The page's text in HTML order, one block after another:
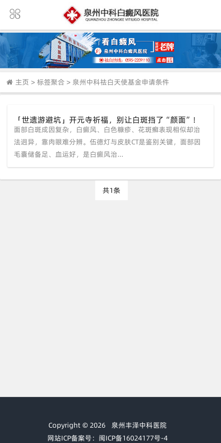
主页 > 标签聚合 > 泉州中科祛白天使基金申请条件
「世遗游避坑」开元寺祈福，别让白斑挡了“颜面”！
泉州中科暑期援助：面部白斑治疗享专项补贴，速约。
面部白斑成因复杂，白癜风、白色糠疹、花斑癣表现相似却治
法迥异，靠肉眼难分辨。伍德灯与皮肤CT是鉴别关键，面部因
毛囊储备足、血运好，是白癜风治...
共1条
Copyright © 2026 泉州丰泽中科医院
网站ICP备案号：闽ICP备16024177号-4